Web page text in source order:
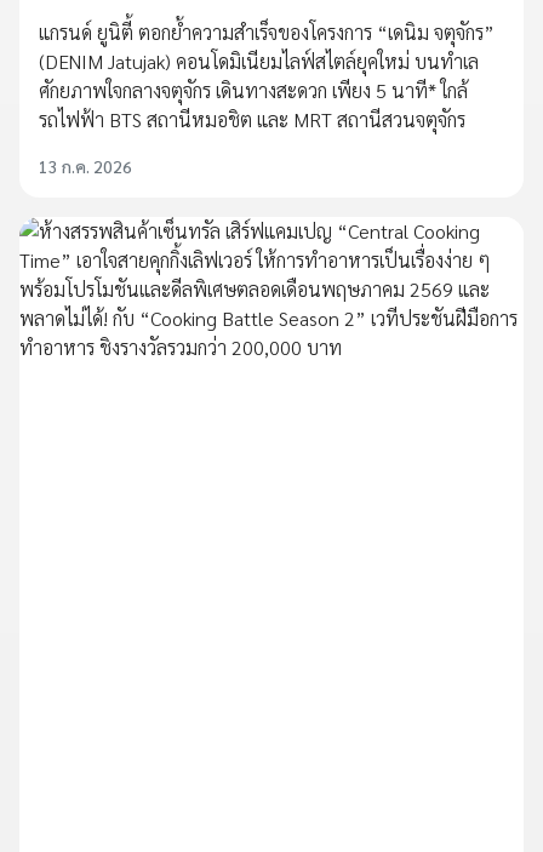
แกรนด์ ยูนิตี้ ตอกย้ำความสำเร็จของโครงการ “เดนิม จตุจักร”
(DENIM Jatujak) คอนโดมิเนียมไลฟ์สไตล์ยุคใหม่ บนทำเล
ศักยภาพใจกลางจตุจักร เดินทางสะดวก เพียง 5 นาที* ใกล้
รถไฟฟ้า BTS สถานีหมอชิต และ MRT สถานีสวนจตุจักร
13 ก.ค. 2026